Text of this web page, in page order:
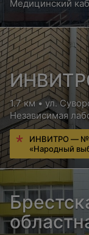
Медицинский
1.7 км • ул.
Независимая
ИНВИТРО — №1
«Народный